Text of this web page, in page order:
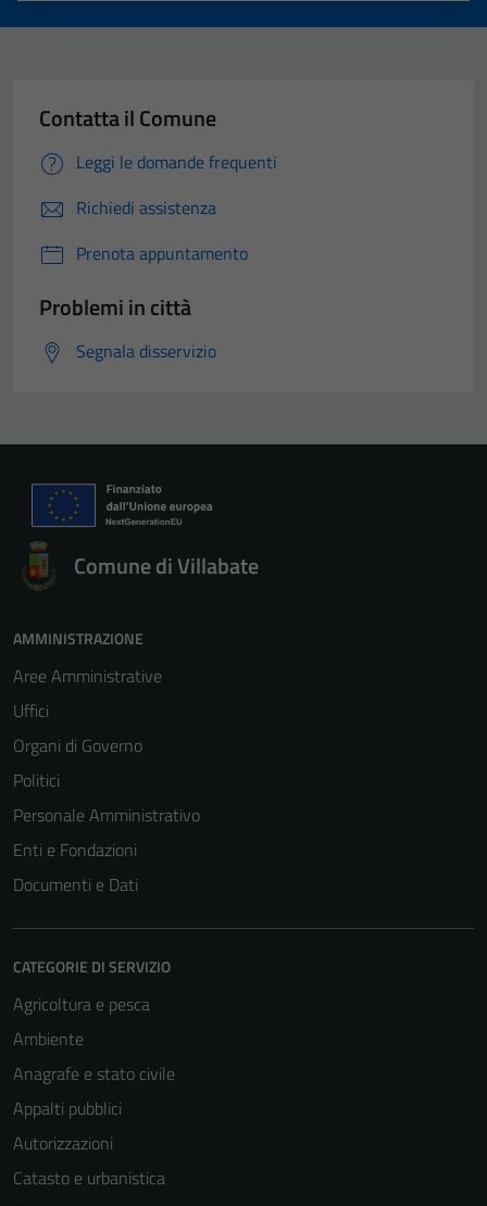
Contatta il Comune
Leggi le domande frequenti
Richiedi assistenza
Prenota appuntamento
Problemi in città
Segnala disservizio
Comune di Villabate
AMMINISTRAZIONE
Aree Amministrative
Uffici
Organi di Governo
Politici
Personale Amministrativo
Enti e Fondazioni
Documenti e Dati
CATEGORIE DI SERVIZIO
Agricoltura e pesca
Ambiente
Anagrafe e stato civile
Appalti pubblici
Autorizzazioni
Catasto e urbanistica